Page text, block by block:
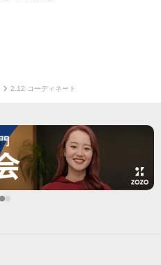
2.12 コーディネート